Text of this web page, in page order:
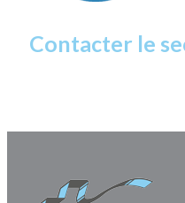
Contacter le